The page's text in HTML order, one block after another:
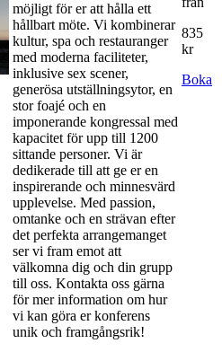
möjligt för er att hålla ett
hållbart möte. Vi kombinerar
kultur, spa och restauranger
med moderna faciliteter,
inklusive sex scener,
generösa utställningsytor, en
stor foajé och en
imponerande kongressal med
kapacitet för upp till 1200
sittande personer. Vi är
dedikerade till att ge er en
inspirerande och minnesvärd
upplevelse. Med passion,
omtanke och en strävan efter
det perfekta arrangemanget
ser vi fram emot att
välkomna dig och din grupp
till oss. Kontakta oss gärna
för mer information om hur
vi kan göra er konferens
unik och framgångsrik!
835
kr
Boka